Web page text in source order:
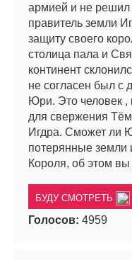
армией и не решил
правитель земли
защиту своего
столица пала и
континент
не согласен был с
Юри. Это человек
для свержения
Игдра. Сможет ли
потерянные земли
Короля, об этом
БУДУ СМОТРЕТЬ
Голосов: 4959